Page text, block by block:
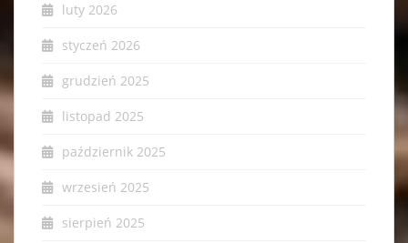
luty 2026
styczeń 2026
grudzień 2025
listopad 2025
październik 2025
wrzesień 2025
sierpień 2025